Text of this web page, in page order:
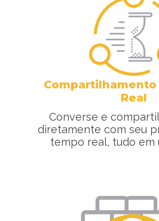
Compartilhamento
Real
Converse e
diretamente com seu
tempo real, tudo em